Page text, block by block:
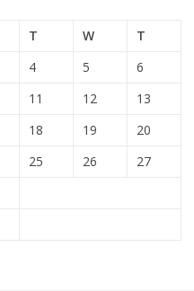
T W T
4 5
6
11 12
13
18 19
20
25 26
27